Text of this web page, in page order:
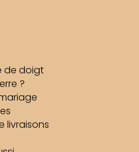
de doigt
?
livraisons